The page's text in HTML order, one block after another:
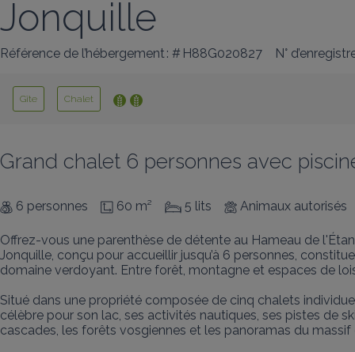
Jonquille
Référence de l’hébergement : # H88G020827 N°
Gîte Chalet
Grand chalet 6 personnes avec
6 personnes 60 m² 5 lits Animaux autorisés
Offrez-vous une parenthèse de détente au Hameau de
Jonquille, conçu pour accueillir jusqu’à 6 personnes,
domaine verdoyant. Entre forêt, montagne et espaces de
Situé dans une propriété composée de cinq chalets
célèbre pour son lac, ses activités nautiques, ses pistes de
cascades, les forêts vosgiennes et les panoramas du